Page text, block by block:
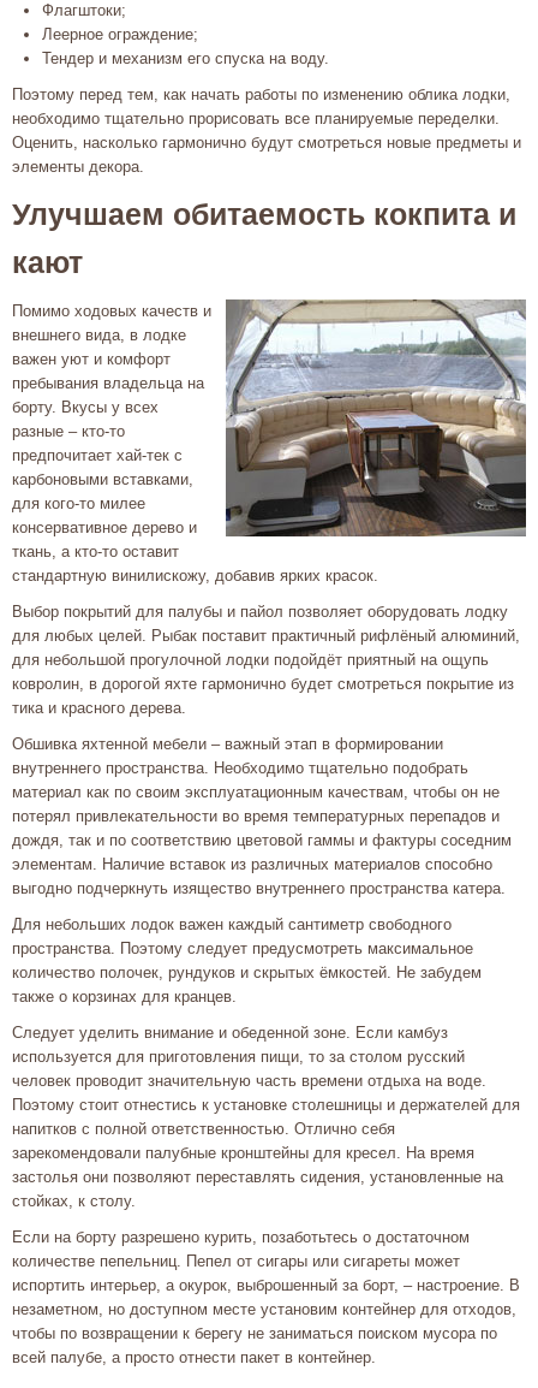
Флагштоки;
Леерное ограждение;
Тендер и механизм его спуска на воду.
Поэтому перед тем, как начать работы по изменению облика лодки,
необходимо тщательно прорисовать все планируемые переделки.
Оценить, насколько гармонично будут смотреться новые предметы и
элементы декора.
Улучшаем обитаемость кокпита и
кают
Помимо ходовых качеств и
внешнего вида, в лодке
важен уют и комфорт
пребывания владельца на
борту. Вкусы у всех
разные – кто-то
предпочитает хай-тек с
карбоновыми вставками,
для кого-то милее
консервативное дерево и
ткань, а кто-то оставит
стандартную винилискожу, добавив ярких красок.
Выбор покрытий для палубы и пайол позволяет оборудовать лодку
для любых целей. Рыбак поставит практичный рифлёный алюминий,
для небольшой прогулочной лодки подойдёт приятный на ощупь
ковролин, в дорогой яхте гармонично будет смотреться покрытие из
тика и красного дерева.
Обшивка яхтенной мебели – важный этап в формировании
внутреннего пространства. Необходимо тщательно подобрать
материал как по своим эксплуатационным качествам, чтобы он не
потерял привлекательности во время температурных перепадов и
дождя, так и по соответствию цветовой гаммы и фактуры соседним
элементам. Наличие вставок из различных материалов способно
выгодно подчеркнуть изящество внутреннего пространства катера.
Для небольших лодок важен каждый сантиметр свободного
пространства. Поэтому следует предусмотреть максимальное
количество полочек, рундуков и скрытых ёмкостей. Не забудем
также о корзинах для кранцев.
Следует уделить внимание и обеденной зоне. Если камбуз
используется для приготовления пищи, то за столом русский
человек проводит значительную часть времени отдыха на воде.
Поэтому стоит отнестись к установке столешницы и держателей для
напитков с полной ответственностью. Отлично себя
зарекомендовали палубные кронштейны для кресел. На время
застолья они позволяют переставлять сидения, установленные на
стойках, к столу.
Если на борту разрешено курить, позаботьтесь о достаточном
количестве пепельниц. Пепел от сигары или сигареты может
испортить интерьер, а окурок, выброшенный за борт, – настроение. В
незаметном, но доступном месте установим контейнер для отходов,
чтобы по возвращении к берегу не заниматься поиском мусора по
всей палубе, а просто отнести пакет в контейнер.